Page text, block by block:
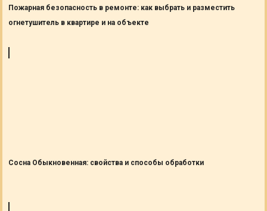
Пожарная безопасность в ремонте: как выбрать и разместить
огнетушитель в квартире и на объекте
Сосна Обыкновенная: свойства и способы обработки